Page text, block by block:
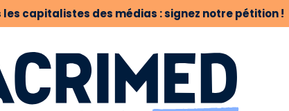
les capitalistes des médias : signez notre pétition !